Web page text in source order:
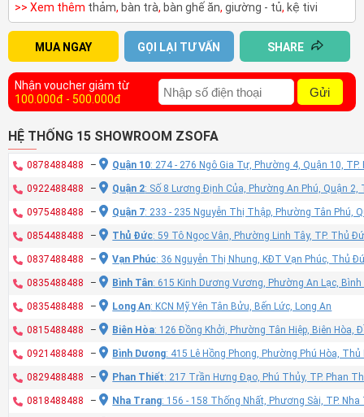
>> Xem thêm thảm, bàn trà, bàn ghế ăn, giường - tủ, kệ tivi
MUA NGAY GỌI LẠI TƯ VẤN SHARE
Nhận voucher giảm từ
100.000đ - 500.000đ
Gửi
HỆ THỐNG 15 SHOWROOM ZSOFA
0878488488 – Quận 10: 274 - 276 Ngô Gia Tự, Phường 4, Quận 10, TP.
0922488488 – Quận 2: Số 8 Lương Định Của, Phường An Phú, Quận 2,
0975488488 – Quận 7: 233 - 235 Nguyễn Thị Thập, Phường Tân Phú,
0854488488 – Thủ Đức: 59 Tô Ngọc Vân, Phường Linh Tây, TP. Thủ
0837488488 – Vạn Phúc: 36 Nguyễn Thị Nhung, KĐT Vạn Phúc, Thủ
0835488488 – Bình Tân: 615 Kinh Dương Vương, Phường An Lạc, Bình
0835488488 – Long An: KCN Mỹ Yên Tân Bửu, Bến Lức, Long An
0815488488 – Biên Hòa: 126 Đồng Khởi, Phường Tân Hiệp, Biên Hòa,
0921488488 – Bình Dương: 415 Lê Hồng Phong, Phường Phú Hòa,
0829488488 – Phan Thiết: 217 Trần Hưng Đạo, Phú Thủy, TP. Phan
0818488488 – Nha Trang: 156 - 158 Thống Nhất, Phương Sài, TP.